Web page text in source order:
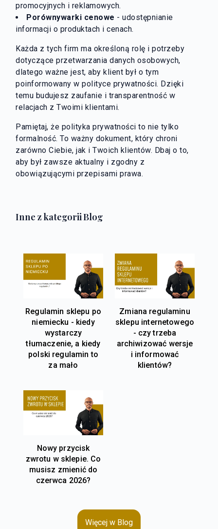
promocyjnych i reklamowych.
Porównywarki cenowe - udostępnianie
informacji o produktach i cenach.
Każda z tych firm ma określoną rolę i potrzeby
dotyczące przetwarzania danych osobowych,
dlatego ważne jest, aby klient był o tym
poinformowany w polityce prywatności. Dzięki
temu budujesz zaufanie i transparentność w
relacjach z Twoimi klientami.
Pamiętaj, że polityka prywatności to nie tylko
formalność. To ważny dokument, który chroni
zarówno Ciebie, jak i Twoich klientów. Dbaj o to,
aby był zawsze aktualny i zgodny z
obowiązującymi przepisami prawa.
Inne z kategorii Blog
Regulamin sklepu po
niemiecku - kiedy
wystarczy
tłumaczenie, a kiedy
polski regulamin to
za mało
Zmiana regulaminu
sklepu internetowego
- czy trzeba
archiwizować wersje
i informować
klientów?
Nowy przycisk
zwrotu w sklepie. Co
musisz zmienić do
czerwca 2026?
Więcej w Blog